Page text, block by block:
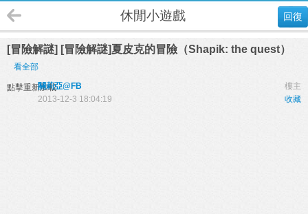
回復
休閒小遊戲
[冒險解謎] [冒險解謎]夏皮克的冒險（Shapik: the quest）
看全部
點擊重新加載 樓主
關莉亞@FB
收藏
2013-12-3 18:04:19